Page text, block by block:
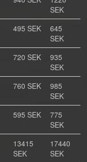
SEK
495 SEK
645
SEK
720 SEK
935
SEK
760 SEK
985
SEK
595 SEK
775
SEK
13415
SEK
17440
SEK